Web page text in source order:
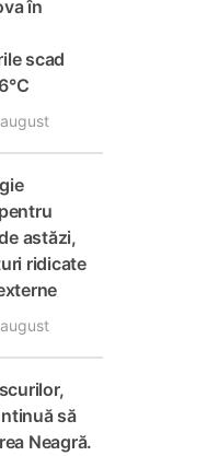
în
scad
astăzi,
ridicate
să
Neagră.